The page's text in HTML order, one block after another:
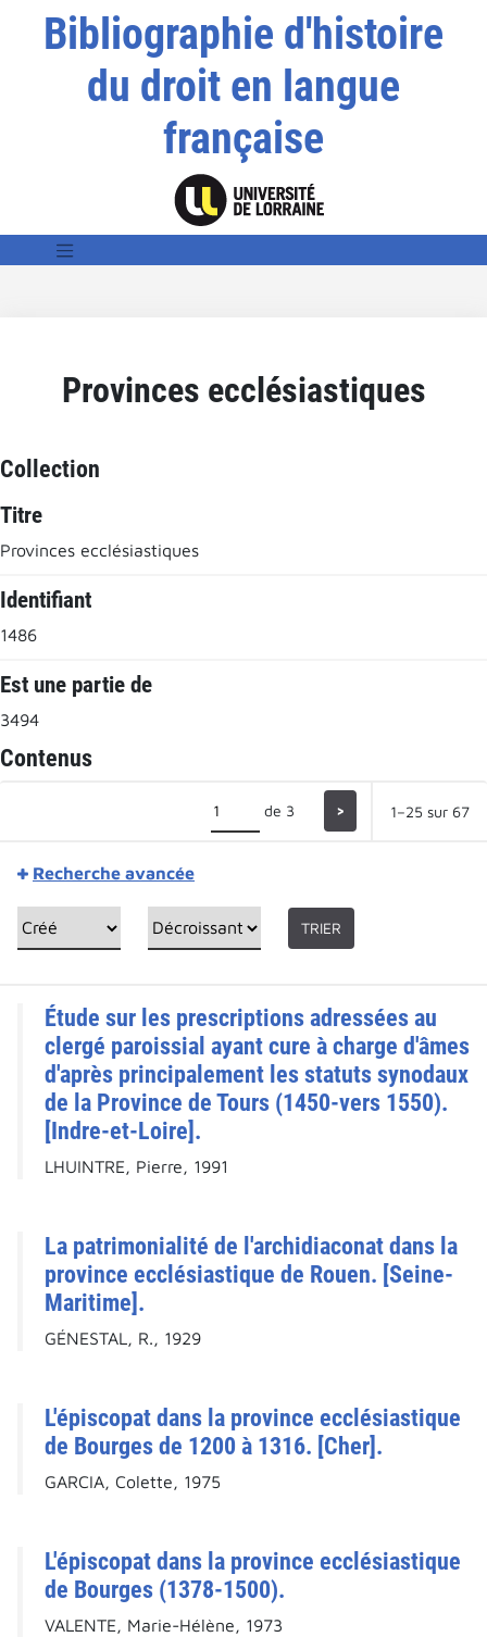
Bibliographie d'histoire
du droit en langue
française
Provinces ecclésiastiques
Collection
Titre
Provinces ecclésiastiques
Identifiant
1486
Est une partie de
3494
Contenus
de 3 > 1–25 sur 67
Recherche avancée
TRIER
Étude sur les prescriptions adressées au
clergé paroissial ayant cure à charge d'âmes
d'après principalement les statuts synodaux
de la Province de Tours (1450-vers 1550).
[Indre-et-Loire].
LHUINTRE, Pierre, 1991
La patrimonialité de l'archidiaconat dans la
province ecclésiastique de Rouen. [Seine-
Maritime].
GÉNESTAL, R., 1929
L'épiscopat dans la province ecclésiastique
de Bourges de 1200 à 1316. [Cher].
GARCIA, Colette, 1975
L'épiscopat dans la province ecclésiastique
de Bourges (1378-1500).
VALENTE, Marie-Hélène, 1973